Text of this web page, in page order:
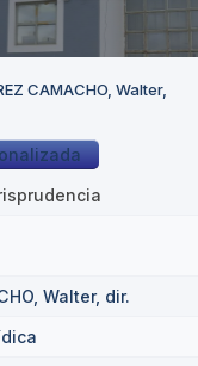
CAMACHO, Walter,
Walter, dir.